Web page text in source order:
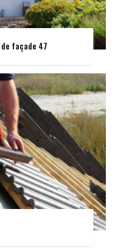
façade 47